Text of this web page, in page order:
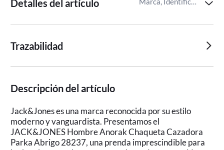
Detalles del artículo
Trazabilidad
Descripción del artículo
Jack&Jones es una marca reconocida por su estilo
moderno y vanguardista. Presentamos el
JACK&JONES Hombre Anorak Chaqueta Cazadora
Parka Abrigo 28237, una prenda imprescindible para